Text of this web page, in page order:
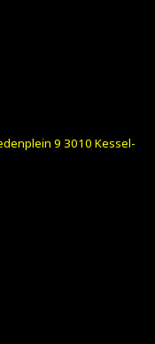
9 3010 Kessel-